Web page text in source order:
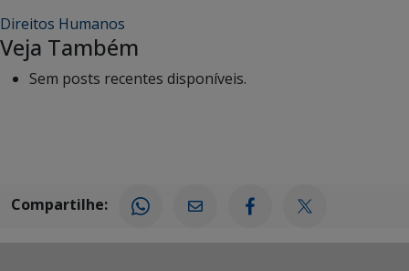
Direitos Humanos
Veja Também
Sem posts recentes disponíveis.
Compartilhe: